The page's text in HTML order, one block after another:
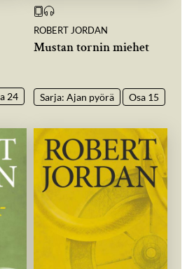
24
ROBERT JORDAN
Mustan tornin miehet
Sarja: Ajan pyörä Osa 15